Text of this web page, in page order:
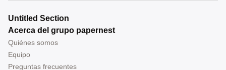
Untitled Section
Acerca del grupo papernest
Quiénes somos
Equipo
Preguntas frecuentes